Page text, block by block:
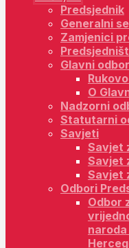
Predsjednik
Generalni
Zamjenici
Glavni odbor
O
Nadzorni
Statutarni
Savjeti
Savjet
Savjet
Savjet
Odbori
Odbor